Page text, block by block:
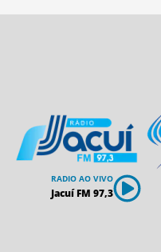
RADIO AO VIVO
Jacuí FM 97,3